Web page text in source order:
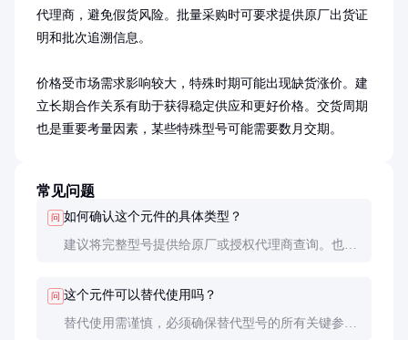
代理商，避免假货风险。批量采购时可要求提供原厂出货证
明和批次追溯信息。
价格受市场需求影响较大，特殊时期可能出现缺货涨价。建
立长期合作关系有助于获得稳定供应和更好价格。交货周期
也是重要考量因素，某些特殊型号可能需要数月交期。
常见问题
问 如何确认这个元件的具体类型？
建议将完整型号提供给原厂或授权代理商查询。也可
问 这个元件可以替代使用吗？
替代使用需谨慎，必须确保替代型号的所有关键参数